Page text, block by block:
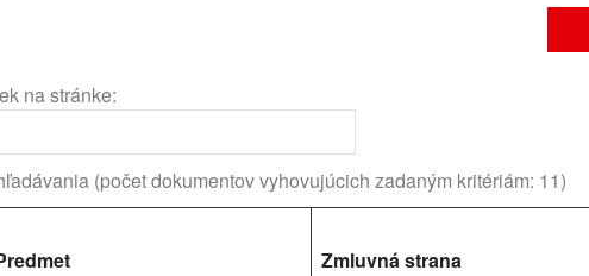
na stránke:
(počet dokumentov vyhovujúcich zadaným kritériám: 11)
Zmluvná strana